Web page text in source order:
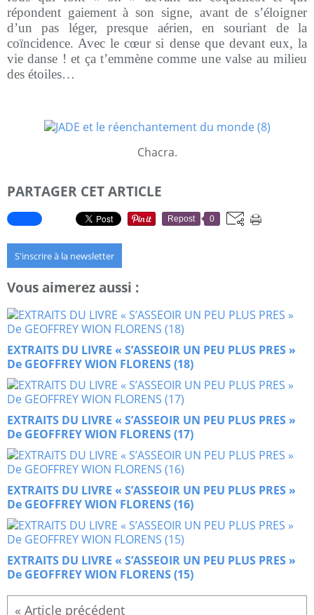
répondent gaiement à son signe, avant de s’éloigner
d’un pas léger, presque aérien, en souriant de la
coïncidence. Avec le cœur si dense que devant eux, la
vie danse ! et ça t’emmène comme une valse au milieu
des étoiles…
Chacra.
PARTAGER CET ARTICLE
Repost 0
S'inscrire à la newsletter
Vous aimerez aussi :
EXTRAITS DU LIVRE « S’ASSEOIR UN PEU PLUS PRES »
De GEOFFREY WION FLORENS (18)
EXTRAITS DU LIVRE « S’ASSEOIR UN PEU PLUS PRES »
De GEOFFREY WION FLORENS (17)
EXTRAITS DU LIVRE « S’ASSEOIR UN PEU PLUS PRES »
De GEOFFREY WION FLORENS (16)
EXTRAITS DU LIVRE « S’ASSEOIR UN PEU PLUS PRES »
De GEOFFREY WION FLORENS (15)